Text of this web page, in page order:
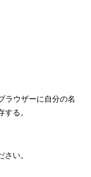
ラウザーに自分の名
る。
さい。